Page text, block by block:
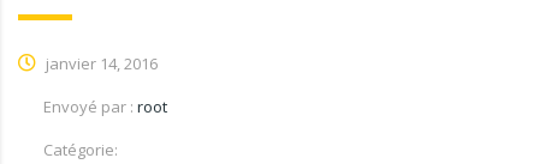
janvier 14, 2016
Envoyé par : root
Catégorie: